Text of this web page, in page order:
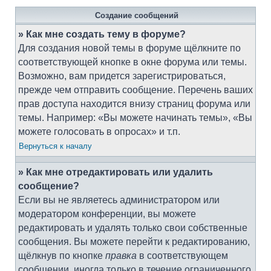
Создание сообщений
» Как мне создать тему в форуме?
Для создания новой темы в форуме щёлкните по
соответствующей кнопке в окне форума или темы.
Возможно, вам придется зарегистрироваться,
прежде чем отправить сообщение. Перечень ваших
прав доступа находится внизу страниц форума или
темы. Например: «Вы можете начинать темы», «Вы
можете голосовать в опросах» и т.п.
Вернуться к началу
» Как мне отредактировать или удалить
сообщение?
Если вы не являетесь администратором или
модератором конференции, вы можете
редактировать и удалять только свои собственные
сообщения. Вы можете перейти к редактированию,
щёлкнув по кнопке правка в соответствующем